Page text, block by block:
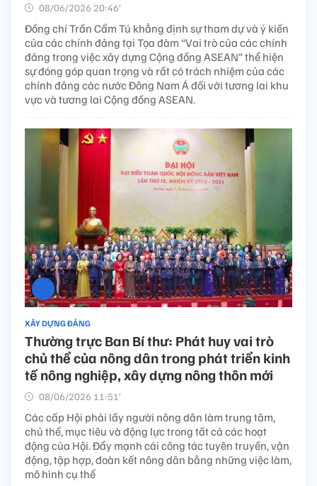
08/06/2026 20:46’
Đồng chí Trần Cẩm Tú khẳng định sự tham dự và ý kiến
của các chính đảng tại Tọa đàm “Vai trò của các chính
đảng trong việc xây dựng Cộng đồng ASEAN” thể hiện
sự đóng góp quan trọng và rất có trách nhiệm của các
chính đảng các nước Đông Nam Á đối với tương lai khu
vực và tương lai Cộng đồng ASEAN.
XÂY DỰNG ĐẢNG
Thường trực Ban Bí thư: Phát huy vai trò
chủ thể của nông dân trong phát triển kinh
tế nông nghiệp, xây dựng nông thôn mới
08/06/2026 11:51’
Các cấp Hội phải lấy người nông dân làm trung tâm,
chủ thể, mục tiêu và động lực trong tất cả các hoạt
động của Hội. Đẩy mạnh cái công tác tuyên truyền, vận
động, tập hợp, đoàn kết nông dân bằng những việc làm,
mô hình cụ thể